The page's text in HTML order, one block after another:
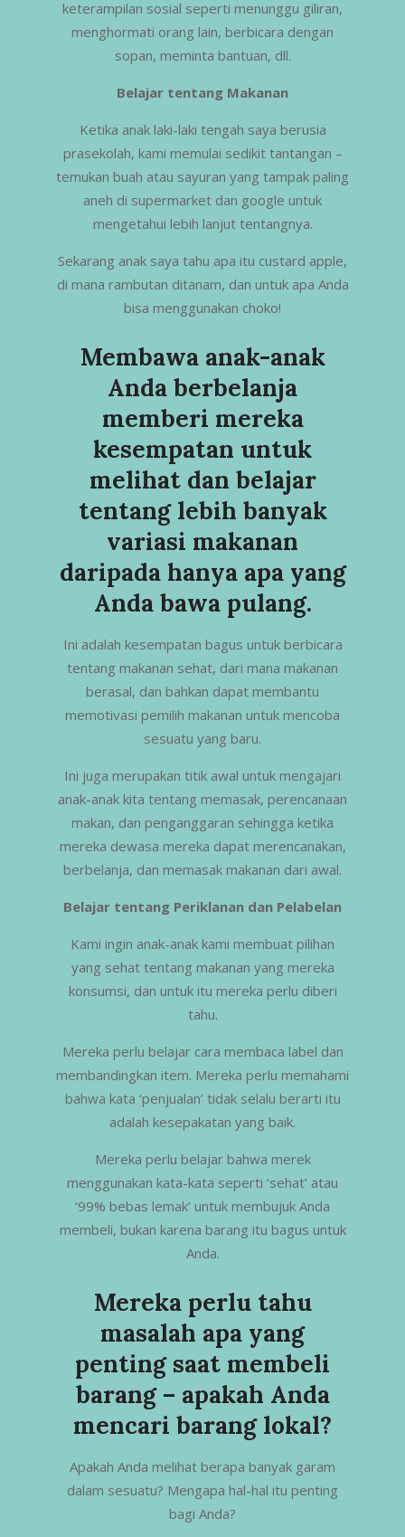
keterampilan sosial seperti menunggu giliran,
menghormati orang lain, berbicara dengan
sopan, meminta bantuan, dll.
Belajar tentang Makanan
Ketika anak laki-laki tengah saya berusia
prasekolah, kami memulai sedikit tantangan –
temukan buah atau sayuran yang tampak paling
aneh di supermarket dan google untuk
mengetahui lebih lanjut tentangnya.
Sekarang anak saya tahu apa itu custard apple,
di mana rambutan ditanam, dan untuk apa Anda
bisa menggunakan choko!
Membawa anak-anak
Anda berbelanja
memberi mereka
kesempatan untuk
melihat dan belajar
tentang lebih banyak
variasi makanan
daripada hanya apa yang
Anda bawa pulang.
Ini adalah kesempatan bagus untuk berbicara
tentang makanan sehat, dari mana makanan
berasal, dan bahkan dapat membantu
memotivasi pemilih makanan untuk mencoba
sesuatu yang baru.
Ini juga merupakan titik awal untuk mengajari
anak-anak kita tentang memasak, perencanaan
makan, dan penganggaran sehingga ketika
mereka dewasa mereka dapat merencanakan,
berbelanja, dan memasak makanan dari awal.
Belajar tentang Periklanan dan Pelabelan
Kami ingin anak-anak kami membuat pilihan
yang sehat tentang makanan yang mereka
konsumsi, dan untuk itu mereka perlu diberi
tahu.
Mereka perlu belajar cara membaca label dan
membandingkan item. Mereka perlu memahami
bahwa kata ‘penjualan’ tidak selalu berarti itu
adalah kesepakatan yang baik.
Mereka perlu belajar bahwa merek
menggunakan kata-kata seperti ‘sehat’ atau
‘99% bebas lemak’ untuk membujuk Anda
membeli, bukan karena barang itu bagus untuk
Anda.
Mereka perlu tahu
masalah apa yang
penting saat membeli
barang – apakah Anda
mencari barang lokal?
Apakah Anda melihat berapa banyak garam
dalam sesuatu? Mengapa hal-hal itu penting
bagi Anda?